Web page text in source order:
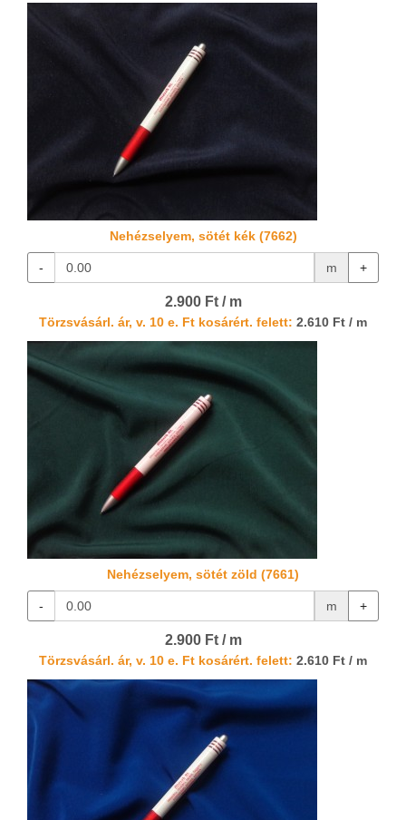
Nehézselyem, sötét kék (7662)
- m +
2.900 Ft / m
Törzsvásárl. ár, v. 10 e. Ft kosárért. felett: 2.610 Ft / m
Nehézselyem, sötét zöld (7661)
- m +
2.900 Ft / m
Törzsvásárl. ár, v. 10 e. Ft kosárért. felett: 2.610 Ft / m